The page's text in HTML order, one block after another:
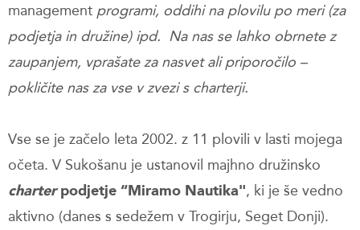
management programi, oddihi na plovilu po meri (za
podjetja in družine) ipd. Na nas se lahko obrnete z
zaupanjem, vprašate za nasvet ali priporočilo –
pokličite nas za vse v zvezi s charterji.
Vse se je začelo leta 2002. z 11 plovili v lasti mojega
očeta. V Sukošanu je ustanovil majhno družinsko
charterpodjetje “Miramo Nautika", ki je še vedno
aktivno (danes s sedežem v Trogirju, Seget Donji).